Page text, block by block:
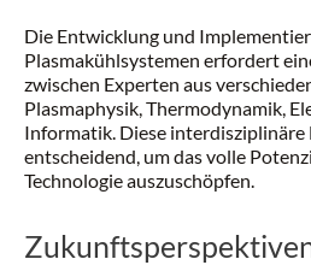
Die Entwicklung und
Plasmakühlsystemen erfordert
zwischen Experten aus
Plasmaphysik, Thermodynamik,
Informatik. Diese interdisziplinäre
entscheidend, um das volle
Technologie auszuschöpfen.